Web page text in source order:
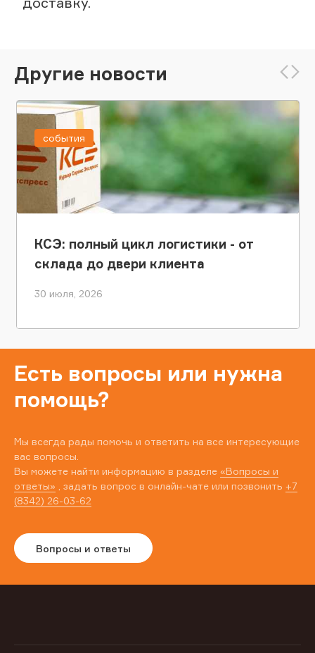
Другие новости
КСЭ: полный цикл логистики - от
склада до двери клиента
30 июля, 2026
события
Есть вопросы или нужна
помощь?
Мы всегда рады помочь и ответить на все интересующие
вас вопросы.
Вы можете найти информацию в разделе «Вопросы и
ответы» , задать вопрос в онлайн-чате или позвонить +7
(8342) 26-03-62
Вопросы и ответы